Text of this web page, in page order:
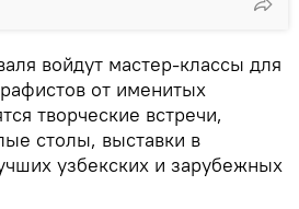
войдут мастер-классы для
от именитых
творческие встречи,
столы, выставки в
узбекских и зарубежных